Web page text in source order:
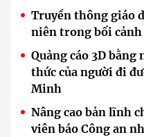
Truyền thông giáo
niên trong bối cảnh
Quảng cáo 3D
thức của người đi
Minh
Nâng cao bản lĩnh
viên báo Công an